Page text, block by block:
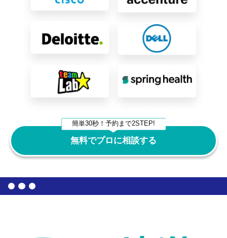
簡単30秒！予約まで2STEP!
無料でプロに相談する